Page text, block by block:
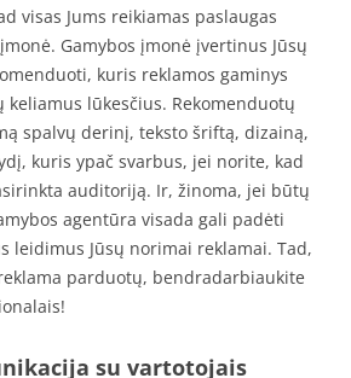
visas Jums reikiamas paslaugas
Gamybos įmonė įvertinus Jūsų
kuris reklamos gaminys
lūkesčius. Rekomenduotų
spalvų derinį, teksto šriftą, dizainą,
kuris ypač svarbus, jei norite, kad
auditoriją. Ir, žinoma, jei būtų
agentūra visada gali padėti
leidimus Jūsų norimai reklamai. Tad,
parduotų, bendradarbiaukite
su vartotojais